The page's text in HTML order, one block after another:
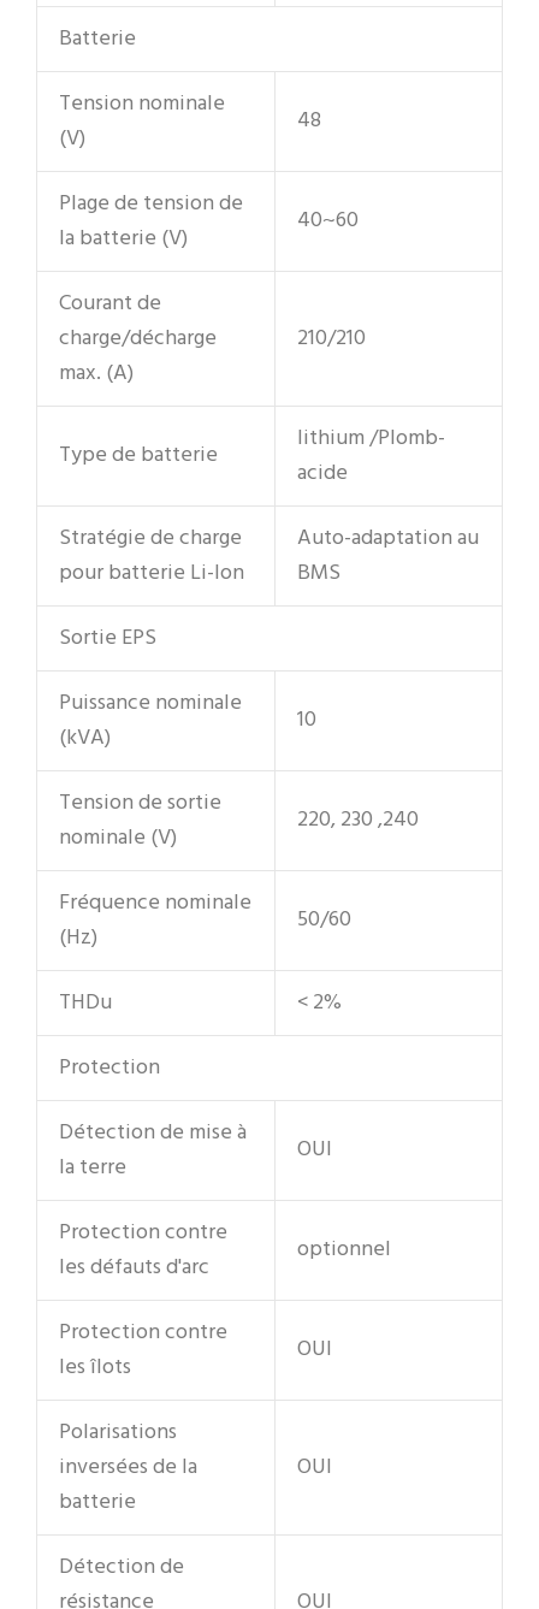
Batterie
Tension nominale
(V)
48
Plage de tension de
la batterie (V)
40~60
Courant de
charge/décharge
max. (A)
210/210
Type de batterie
lithium /Plomb-
acide
Stratégie de charge
pour batterie Li-Ion
Auto-adaptation au
BMS
Sortie EPS
Puissance nominale
(kVA)
10
Tension de sortie
nominale (V)
220, 230 ,240
Fréquence nominale
(Hz)
50/60
THDu
< 2%
Protection
Détection de mise à
la terre
OUI
Protection contre
les défauts d'arc
optionnel
Protection contre
les îlots
OUI
Polarisations
inversées de la
batterie
OUI
Détection de
résistance
OUI